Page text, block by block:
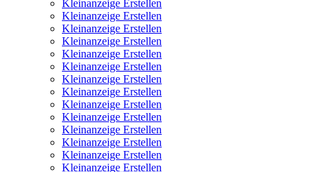
Kleinanzeige Erstellen
Kleinanzeige Erstellen
Kleinanzeige Erstellen
Kleinanzeige Erstellen
Kleinanzeige Erstellen
Kleinanzeige Erstellen
Kleinanzeige Erstellen
Kleinanzeige Erstellen
Kleinanzeige Erstellen
Kleinanzeige Erstellen
Kleinanzeige Erstellen
Kleinanzeige Erstellen
Kleinanzeige Erstellen
Kleinanzeige Erstellen